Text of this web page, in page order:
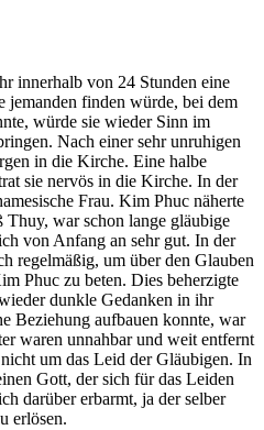
innerhalb von 24 Stunden eine
jemanden finden würde, bei dem
würde sie wieder Sinn im
Nach einer sehr unruhigen
in die Kirche. Eine halbe
sie nervös in die Kirche. In der
Frau. Kim Phuc näherte
war schon lange gläubige
von Anfang an sehr gut. In der
regelmäßig, um über den Glauben
Phuc zu beten. Dies beherzigte
dunkle Gedanken in ihr
Beziehung aufbauen konnte, war
waren unnahbar und weit entfernt
um das Leid der Gläubigen. In
Gott, der sich für das Leiden
darüber erbarmt, ja der selber
erlösen.